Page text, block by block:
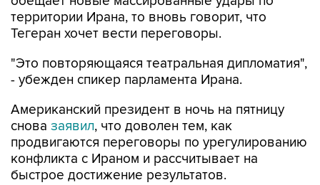
территории Ирана, то вновь говорит, что
Тегеран хочет вести переговоры.
"Это повторяющаяся театральная дипломатия",
- убежден спикер парламента Ирана.
Американский президент в ночь на пятницу
снова заявил, что доволен тем, как
продвигаются переговоры по урегулированию
конфликта с Ираном и рассчитывает на
быстрое достижение результатов.